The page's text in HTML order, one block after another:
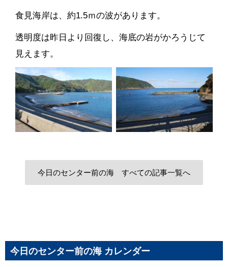
食見海岸は、約1.5ｍの波があります。
透明度は昨日より回復し、海底の岩がかろうじて
見えます。
今日のセンター前の海 すべての記事一覧へ
今日のセンター前の海 カレンダー